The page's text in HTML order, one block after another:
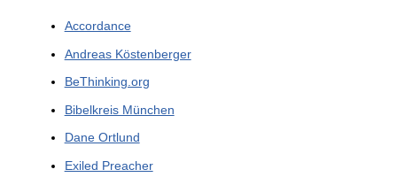
Accordance
Andreas Köstenberger
BeThinking.org
Bibelkreis München
Dane Ortlund
Exiled Preacher